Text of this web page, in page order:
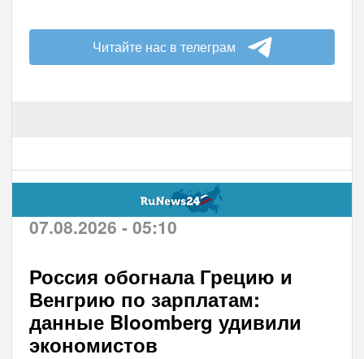
Читайте нас в телеграм
07.08.2026 - 05:10
Россия обогнала Грецию и
Венгрию по зарплатам:
данные Bloomberg удивили
экономистов